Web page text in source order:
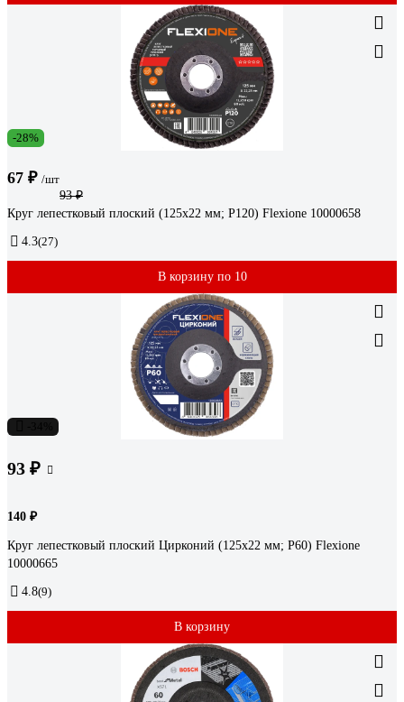
-28%
67 ₽ /шт
93 ₽
Круг лепестковый плоский (125х22 мм; Р120) Flexione 10000658
4.3(27)
В корзину по 10
93 ₽
140 ₽
Круг лепестковый плоский Цирконий (125x22 мм; Р60) Flexione
10000665
4.8(9)
В корзину